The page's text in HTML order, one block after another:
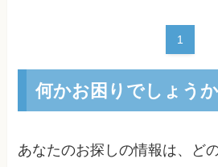
1
何かお困りでしょう
あなたのお探しの情報は、ど